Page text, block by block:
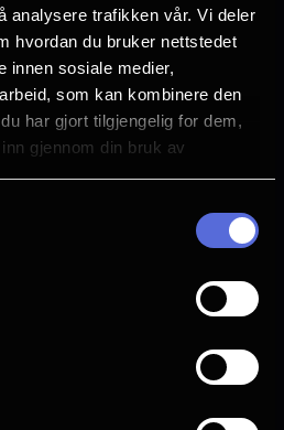
analysere trafikken vår. Vi deler
hvordan du bruker nettstedet
innen sosiale medier,
som kan kombinere den
har gjort tilgjengelig for dem,
gjennom din bruk av
83.58%)
Var
god nok? Var det riktig
og angripe et
sto han alene